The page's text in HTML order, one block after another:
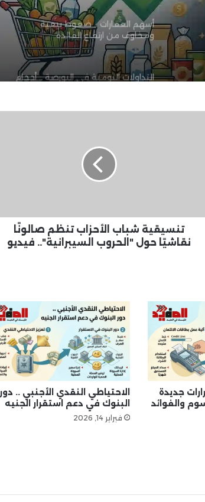
أسهم العقارات .. ضغوط بيعية
ومخاوف من ارتفاع الفائدة
التداولات اليومية في البورصة .. أحجام
التفصيلية ودعم التنمية المستدامة
قروض المشروعات الصغيرة .. تسهيلات
مدبولي يؤكد أهمية تأمين السلع
الاستراتيجية وتوفير الاحتياجات الأساسية
14.9% خلال أبريل
التمويل العقاري من البنوك .. فرص
الشراء في ظل تغير أسعار الفائدة
تنسيقية شباب الأحزاب تنظم صالونًا
نقاشيًا حول "الحروب السيبرانية".. فيديو
جديدة
والفوائد
الاحتياطي النقدي الأجنبي .. دور
البنوك في دعم استقرار الجنيه
فبراير 14, 2026